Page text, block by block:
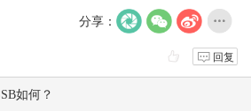
分享：
回复
如何？